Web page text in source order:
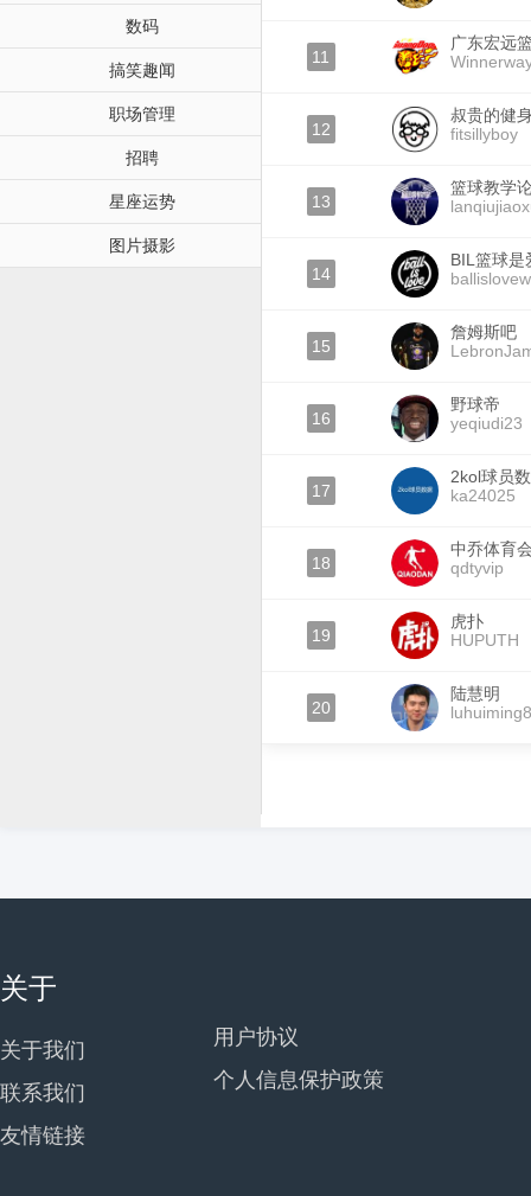
数码
搞笑趣闻
职场管理
招聘
星座运势
图片摄影
11
广东宏远
12
叔贵的健
fitsillyboy
13
篮球教学
14
BIL篮球是
15
詹姆斯吧
16
野球帝
yeqiudi23
17
2kol球员
ka24025
18
中乔体育
qdtyvip
19
虎扑
HUPUTH
20
陆慧明
关于
关于我们
联系我们
友情链接
用户协议
个人信息保护政策